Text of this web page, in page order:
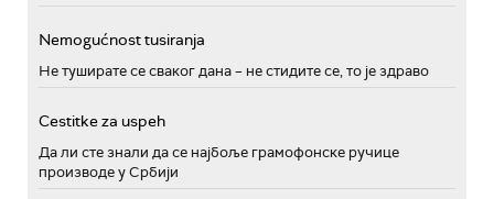
Nemogućnost tusiranja
Не туширате се сваког дана – не стидите се, то је здраво
Cestitke za uspeh
Да ли сте знали да се најбоље грамофонске ручице
производе у Србији